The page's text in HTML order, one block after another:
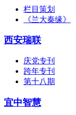
栏目策划
《兰大秦缘》
西安瑞联
庆党专刊
跨年专刊
第十八期
宜中智慧